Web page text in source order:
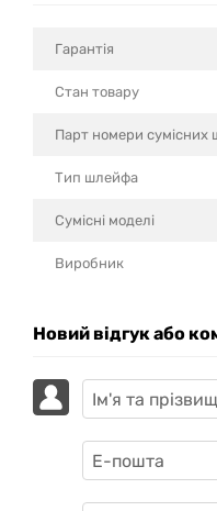
Гарантія
Стан товару
Парт номери сумісних
Тип шлейфа
Сумісні моделi
Виробник
Новий відгук або